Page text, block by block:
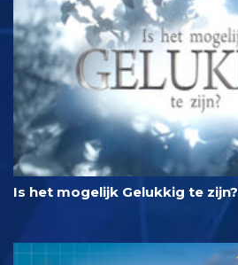
Is het mogelijk Gelukkig te zijn?